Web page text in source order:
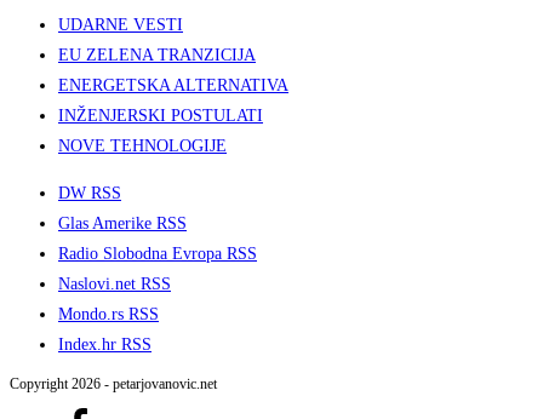
UDARNE VESTI
EU ZELENA TRANZICIJA
ENERGETSKA ALTERNATIVA
INŽENJERSKI POSTULATI
NOVE TEHNOLOGIJE
DW RSS
Glas Amerike RSS
Radio Slobodna Evropa RSS
Naslovi.net RSS
Mondo.rs RSS
Index.hr RSS
Copyright 2026 - petarjovanovic.net